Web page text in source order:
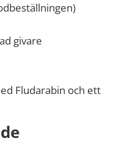
givare
Fludarabin och ett